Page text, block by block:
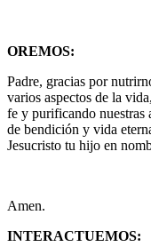
OREMOS:
Padre, gracias por
varios aspectos de la
fe y purificando nuestras
de bendición y vida
Jesucristo tu hijo en
Amen.
INTERACTUEMOS: